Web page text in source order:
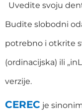
Uvedite svoju
Budite slobodni
potrebno i otkrite
(ordinacijska) ili
verzije.
CEREC je